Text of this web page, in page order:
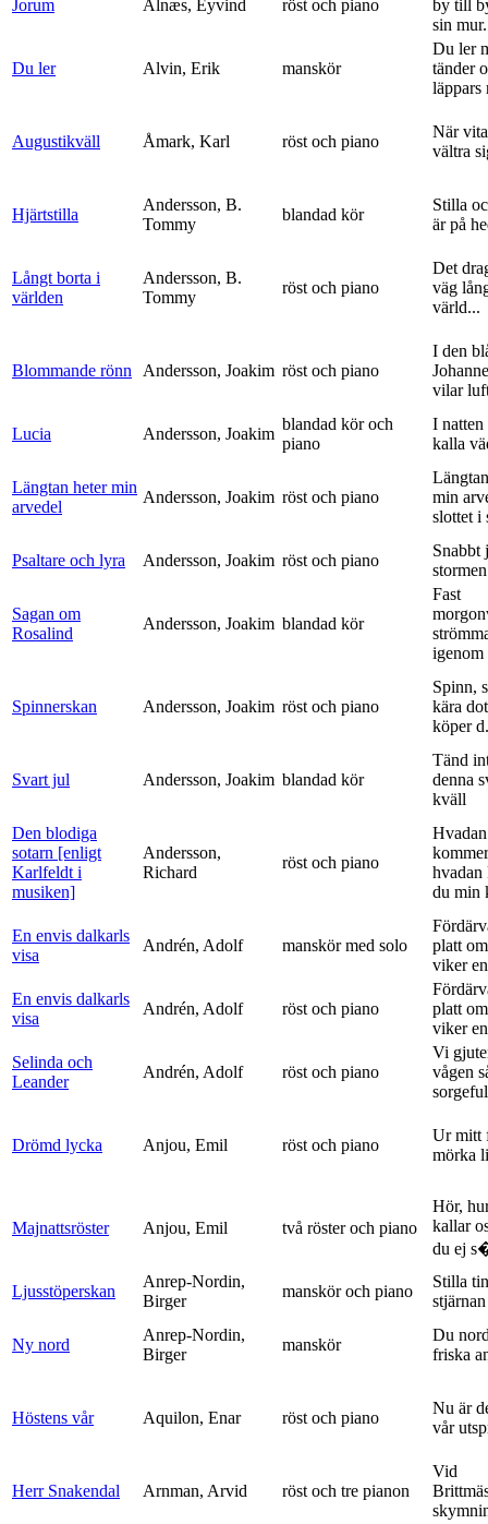
Jorum Alnæs, Eyvind röst och piano
by till
sin
Du ler Alvin, Erik manskör
Du ler
tänder
läppars
Augustikväll Åmark, Karl röst och piano
När
vältra
Hjärtstilla
Andersson, B.
Tommy
blandad kör
Stilla
är på
Långt borta i
världen
Andersson, B.
Tommy
röst och piano
Det
väg
värld...
Blommande rönn Andersson, Joakim röst och piano
I den
vilar
Lucia Andersson, Joakim
blandad kör och
piano
I natten
kalla
Längtan heter min
arvedel
Andersson, Joakim röst och piano
min
slottet i
Psaltare och lyra Andersson, Joakim röst och piano
Snabbt
Sagan om
Rosalind
Andersson, Joakim blandad kör
Fast
igenom
Spinnerskan Andersson, Joakim röst och piano
Spinn,
kära
köper
Svart jul Andersson, Joakim blandad kör
Tänd
denna
kväll
Den blodiga
sotarn [enligt
Karlfeldt i
musiken]
Andersson,
Richard
röst och piano
Hvadan
hvadan
du min
En envis dalkarls
visa
Andrén, Adolf manskör med solo
platt
viker
En envis dalkarls
visa
Andrén, Adolf röst och piano
platt
viker
Selinda och
Leander
Andrén, Adolf röst och piano
Vi
vågen
Drömd lycka Anjou, Emil röst och piano
Ur mitt
mörka
Majnattsröster Anjou, Emil två röster och piano
Hör,
kallar
du ej
Ljusstöperskan
Anrep-Nordin,
Birger
manskör och piano
Stilla
stjärnan
Ny nord
Anrep-Nordin,
Birger
manskör
Du
friska
Höstens vår Aquilon, Enar röst och piano
Nu är
vår
Herr Snakendal Arnman, Arvid röst och tre pianon
Vid